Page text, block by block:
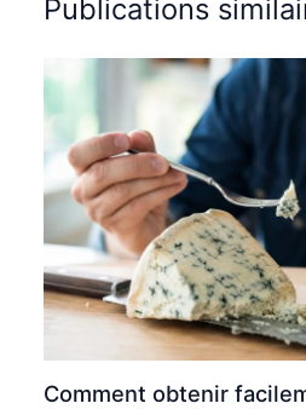
Publications
Comment obtenir